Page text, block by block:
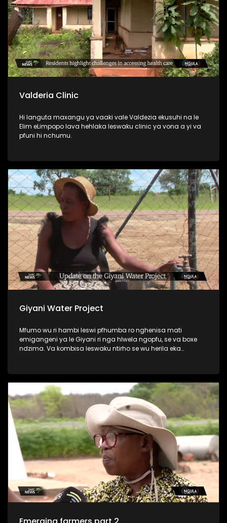
Valderia Clinic
Hi languta maxangu ya vaaki vale Valdezia ekusuhi na le
Elim eLimpopo lava hehlaka leswaku clinic ya vona a yi va
pfuni hi nchumu.
Giyani Water Project
Mfumo wu ri hambi leswi pfhumba ro nghenisa mati
emigangeni ya le Giyani ri nga hlwela ngopfu, se va boxe
ndzima. Va kombisa leswaku ntirho se wu herila eka
sala. Kambe lava nga ha lo rindzela va kanakana.